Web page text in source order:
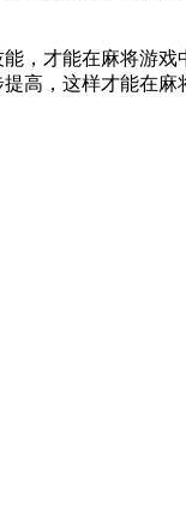
，才能在麻将游
高，这样才能在麻